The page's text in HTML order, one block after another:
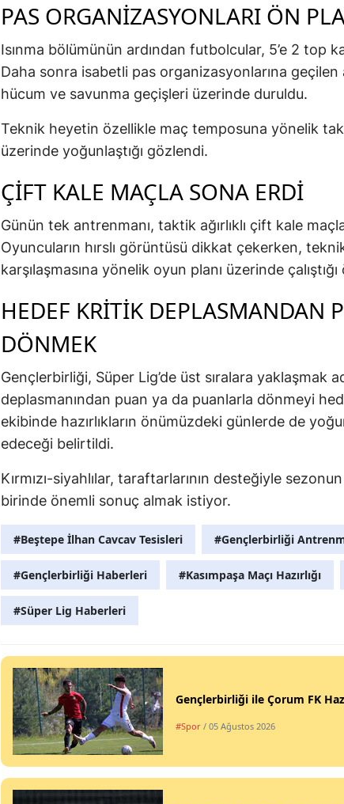
PAS ORGANIZASYONLARI ÖN
Isınma bölümünün ardından futbolcular, 5’e 2 top
Daha sonra isabetli pas organizasyonlarına geçilen
hücum ve savunma geçişleri üzerinde duruldu.
Teknik heyetin özellikle maç temposuna yönelik
üzerinde yoğunlaştığı gözlendi.
ÇIFT KALE MAÇLA SONA ERDI
Günün tek antrenmanı, taktik ağırlıklı çift kale
Oyuncuların hırslı görüntüsü dikkat çekerken,
karşılaşmasına yönelik oyun planı üzerinde
HEDEF KRITIK DEPLASMANDAN
DÖNMEK
Gençlerbirliği, Süper Lig’de üst sıralara yaklaşmak
deplasmanından puan ya da puanlarla dönmeyi
ekibinde hazırlıkların önümüzdeki günlerde de
edeceği belirtildi.
Kırmızı-siyahlılar, taraftarlarının desteğiyle
birinde önemli sonuç almak istiyor.
#Beştepe İlhan Cavcav Tesisleri #Gençlerbirliği
#Gençlerbirliği Haberleri #Kasımpaşa Maçı Hazırlığı
#Süper Lig Haberleri
Gençlerbirliği ile Çorum FK
#Spor / 05 Ağustos 2026